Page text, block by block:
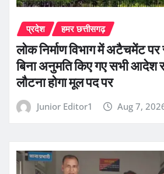
प्रदेश हमर छत्तीसगढ़
लोक निर्माण विभाग में अटैचमेंट
बिना अनुमति किए गए सभी आदेश
लौटना होगा मूल पद पर
Junior Editor1 Aug 7,